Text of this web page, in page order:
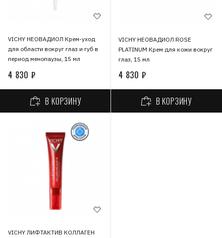
VICHY НЕОВАДИОЛ Крем-уход
для области вокруг глаз и губ в
период менопаузы, 15 мл
4 830 ₽
В КОРЗИНУ
VICHY НЕОВАДИОЛ ROSE
PLATINUM Крем для кожи вокруг
глаз, 15 мл
4 830 ₽
В КОРЗИНУ
VICHY ЛИФТАКТИВ КОЛЛАГЕН